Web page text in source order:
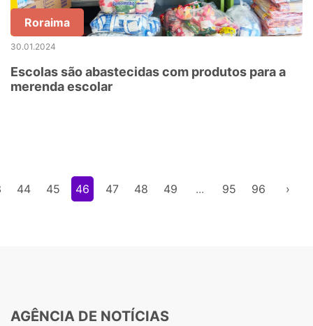
Roraima
30.01.2024
Escolas são abastecidas com produtos para a
merenda escolar
44 45 46 47 48 49 ... 95 96 ›
AGÊNCIA DE NOTÍCIAS